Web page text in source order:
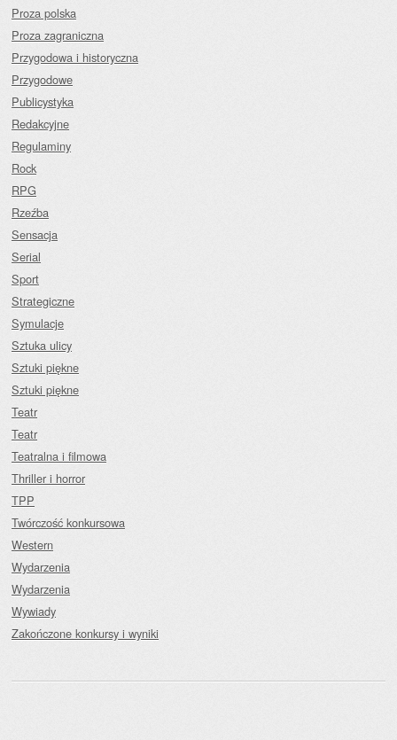
Proza polska
Proza zagraniczna
Przygodowa i historyczna
Przygodowe
Publicystyka
Redakcyjne
Regulaminy
Rock
RPG
Rzeźba
Sensacja
Serial
Sport
Strategiczne
Symulacje
Sztuka ulicy
Sztuki piękne
Sztuki piękne
Teatr
Teatr
Teatralna i filmowa
Thriller i horror
TPP
Twórczość konkursowa
Western
Wydarzenia
Wydarzenia
Wywiady
Zakończone konkursy i wyniki